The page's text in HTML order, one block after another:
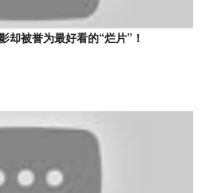
却被誉为最好看的“烂片”！